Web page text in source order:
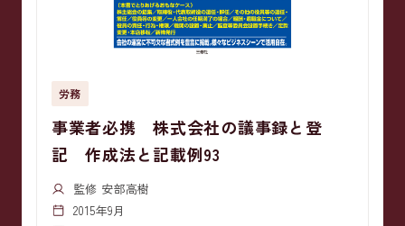
労務
事業者必携 株式会社の議事録と登
記 作成法と記載例93
監修 安部高樹
2015年9月